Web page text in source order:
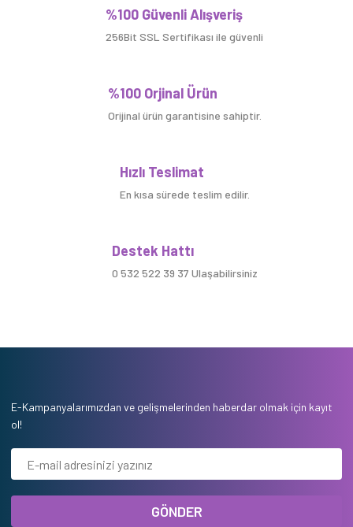
%100 Güvenli Alışveriş
256Bit SSL Sertifikası ile güvenli
%100 Orjinal Ürün
Orijinal ürün garantisine sahiptir.
Hızlı Teslimat
En kısa sürede teslim edilir.
Destek Hattı
0 532 522 39 37 Ulaşabilirsiniz
E-Kampanyalarımızdan ve gelişmelerinden haberdar olmak için kayıt
ol!
GÖNDER